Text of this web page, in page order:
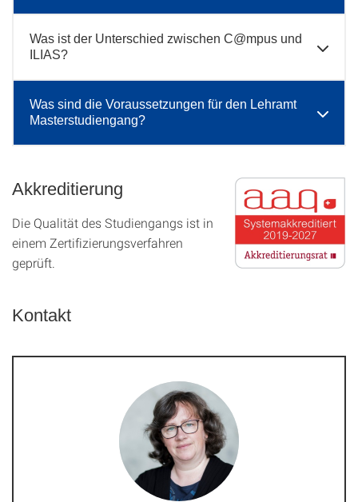
Was ist der Unterschied zwischen C@mpus und
ILIAS?
Was sind die Voraussetzungen für den Lehramt
Masterstudiengang?
Akkreditierung
Die Qualität des Studien­gangs ist in
einem Zer­ti­fizier­ungs­ver­fahren
geprüft.
Kontakt